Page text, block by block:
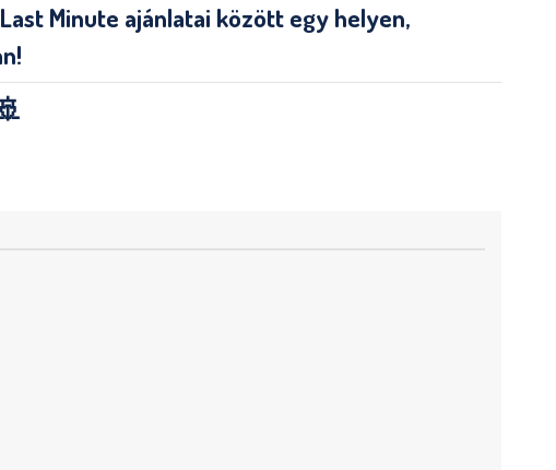
Minute ajánlatai között egy helyen,